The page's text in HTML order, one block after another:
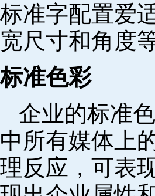
标准字配置爱
宽尺寸和角度
标准色彩
企业的标准
中所有媒体上
理反应，可表